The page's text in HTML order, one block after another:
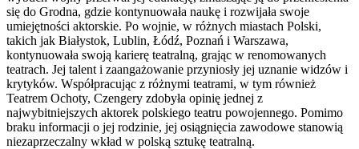
się do Grodna, gdzie kontynuowała naukę i rozwijała swoje
umiejętności aktorskie. Po wojnie, w różnych miastach Polski,
takich jak Białystok, Lublin, Łódź, Poznań i Warszawa,
kontynuowała swoją karierę teatralną, grając w renomowanych
teatrach. Jej talent i zaangażowanie przyniosły jej uznanie widzów i
krytyków. Współpracując z różnymi teatrami, w tym również
Teatrem Ochoty, Czengery zdobyła opinię jednej z
najwybitniejszych aktorek polskiego teatru powojennego. Pomimo
braku informacji o jej rodzinie, jej osiągnięcia zawodowe stanowią
niezaprzeczalny wkład w polską sztukę teatralną.